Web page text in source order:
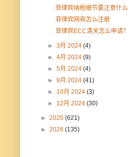
菲律宾纳税细节要注意什么
菲律宾网商怎么注册
菲律宾ECC清关怎么申请？
►3月 2024(4)
►4月 2024(9)
►5月 2024(4)
►9月 2024(41)
► 10月 2024(3)
► 12月 2024(30)
► 2025 (621)
► 2026 (135)